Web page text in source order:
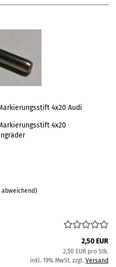
4x20 Audi
4x20
abweichend)
2,50 EUR
2,50 EUR pro Stk.
inkl. 19% MwSt. zzgl. Versand